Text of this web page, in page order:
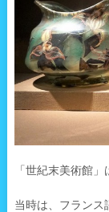
「世紀末美術館
当時は、フランス